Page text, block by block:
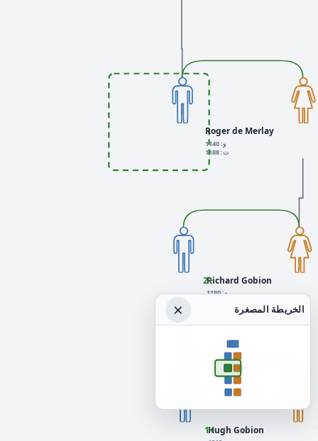
Hugh Gobion
+1
Richard Gobion
و: 1180
+2
Roger de Merlay
و: 1140
ت: 1188
الخريطة المصغرة ×